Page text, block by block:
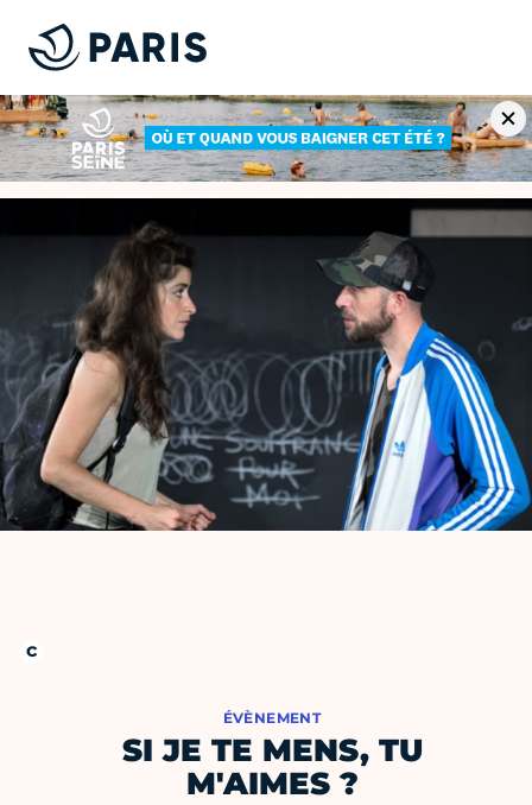
ÉVÈNEMENT
SI JE TE MENS, TU
M'AIMES ?